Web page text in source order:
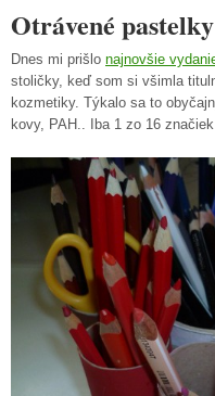
Otrávené pastelky
Dnes mi prišlo najnovšie
stoličky, keď som si všimla
kozmetiky. Týkalo sa to
kovy, PAH.. Iba 1 zo 16